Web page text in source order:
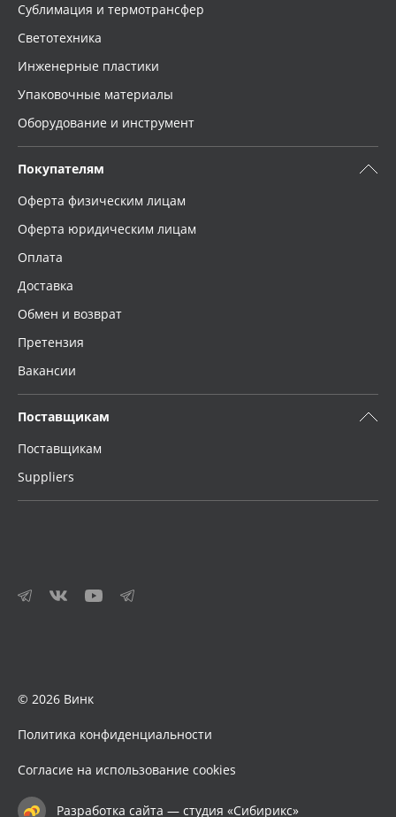
Сублимация и термотрансфер
Светотехника
Инженерные пластики
Упаковочные материалы
Оборудование и инструмент
Покупателям
Оферта физическим лицам
Оферта юридическим лицам
Оплата
Доставка
Обмен и возврат
Претензия
Вакансии
Поставщикам
Поставщикам
Suppliers
© 2026 Винк
Политика конфиденциальности
Согласие на использование cookies
Разработка сайта — студия «Сибирикс»